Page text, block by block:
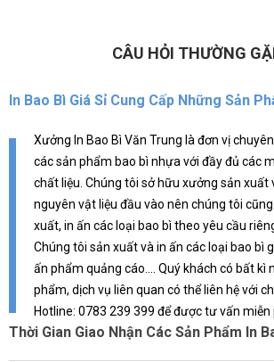
để
CÂU HỎI THƯỜNG
In Bao Bì Giá Sỉ Cung Cấp Những Sản
Xưởng In Bao Bì Văn Trung là đơn vị
các sản phẩm bao bì nhựa với đầy đủ các
chất liệu. Chúng tôi sở hữu xưởng sản xuất
nguyên vật liệu đầu vào nên chúng tôi
xuất, in ấn các loại bao bì theo yêu cầu
Chúng tôi sản xuất và in ấn các loại bao bì
ấn phẩm quảng cáo.... Quý khách có bất kì
phẩm, dịch vụ liên quan có thể liên hệ với
Hotline: 0783 239 399 để được tư vấn
Thời Gian Giao Nhận Các Sản Phẩm In